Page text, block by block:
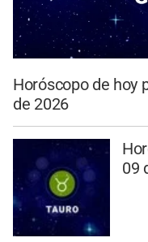
Horóscopo de hoy
de 2026
09